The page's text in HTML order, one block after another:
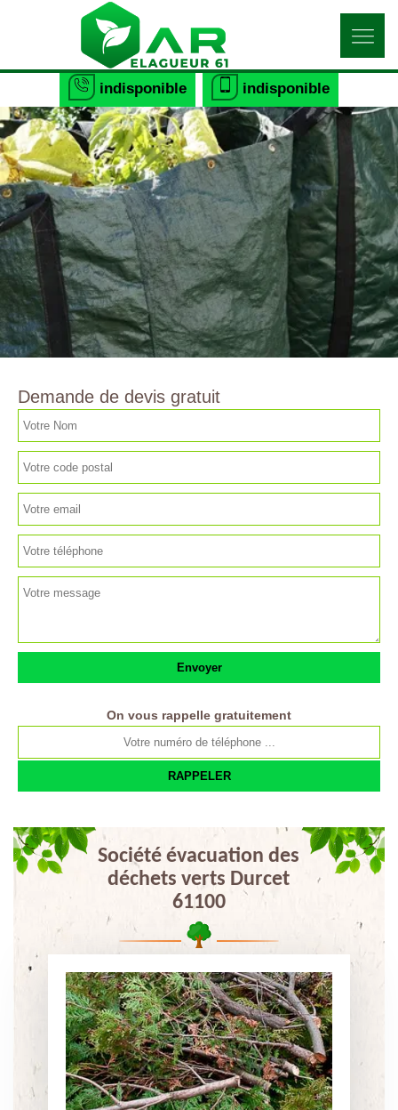
indisponible indisponible
Demande de devis gratuit
On vous rappelle gratuitement
Société évacuation des
déchets verts Durcet
61100